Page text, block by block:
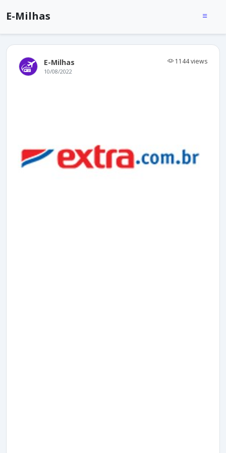
E-Milhas
E-Milhas 1144 views
10/08/2022